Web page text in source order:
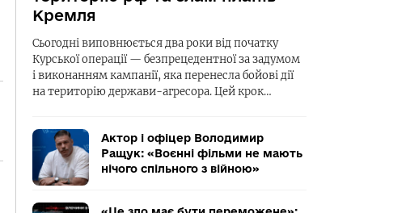
Кремля
Сьогодні виповнюється два роки від початку
Курської операції — безпрецедентної за задумом
і виконанням кампанії, яка перенесла бойові дії
на територію держави-агресора. Цей крок…
Актор і офіцер Володимир
Ращук: «Воєнні фільми не мають
нічого спільного з війною»